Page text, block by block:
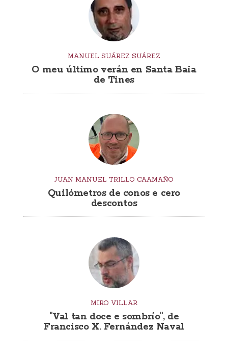
MANUEL SUÁREZ SUÁREZ
O meu último verán en Santa Baia
de Tines
JUAN MANUEL TRILLO CAAMAÑO
Quilómetros de conos e cero
descontos
MIRO VILLAR
"Val tan doce e sombrío", de
Francisco X. Fernández Naval